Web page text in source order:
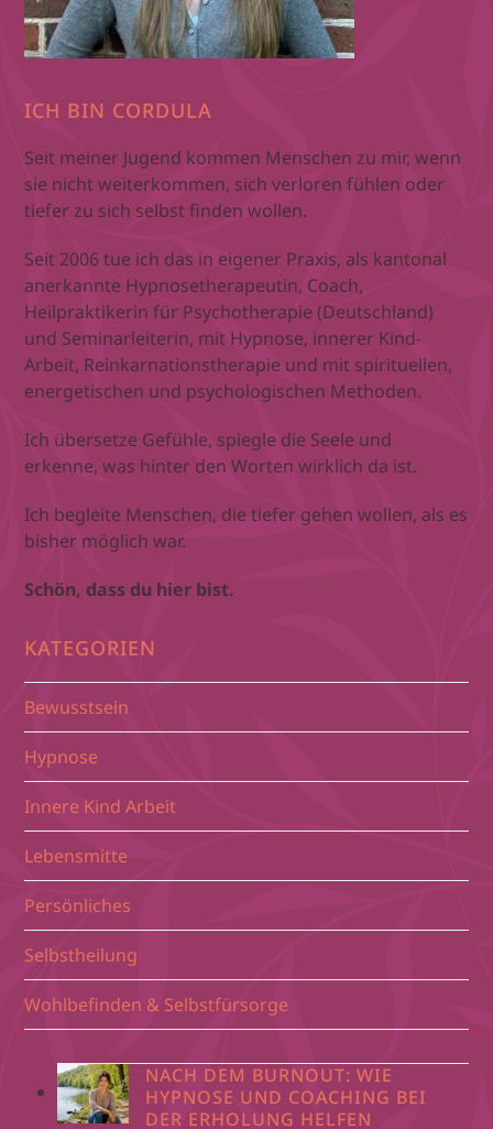
ICH BIN CORDULA
Seit meiner Jugend kommen Menschen zu mir, wenn
sie nicht weiterkommen, sich verloren fühlen oder
tiefer zu sich selbst finden wollen.
Seit 2006 tue ich das in eigener Praxis, als kantonal
anerkannte Hypnosetherapeutin, Coach,
Heilpraktikerin für Psychotherapie (Deutschland)
und Seminarleiterin, mit Hypnose, innerer Kind-
Arbeit, Reinkarnationstherapie und mit spirituellen,
energetischen und psychologischen Methoden.
Ich übersetze Gefühle, spiegle die Seele und
erkenne, was hinter den Worten wirklich da ist.
Ich begleite Menschen, die tiefer gehen wollen, als es
bisher möglich war.
Schön, dass du hier bist.
KATEGORIEN
Bewusstsein
Hypnose
Innere Kind Arbeit
Lebensmitte
Persönliches
Selbstheilung
Wohlbefinden & Selbstfürsorge
NACH DEM BURNOUT: WIE
HYPNOSE UND COACHING BEI
DER ERHOLUNG HELFEN